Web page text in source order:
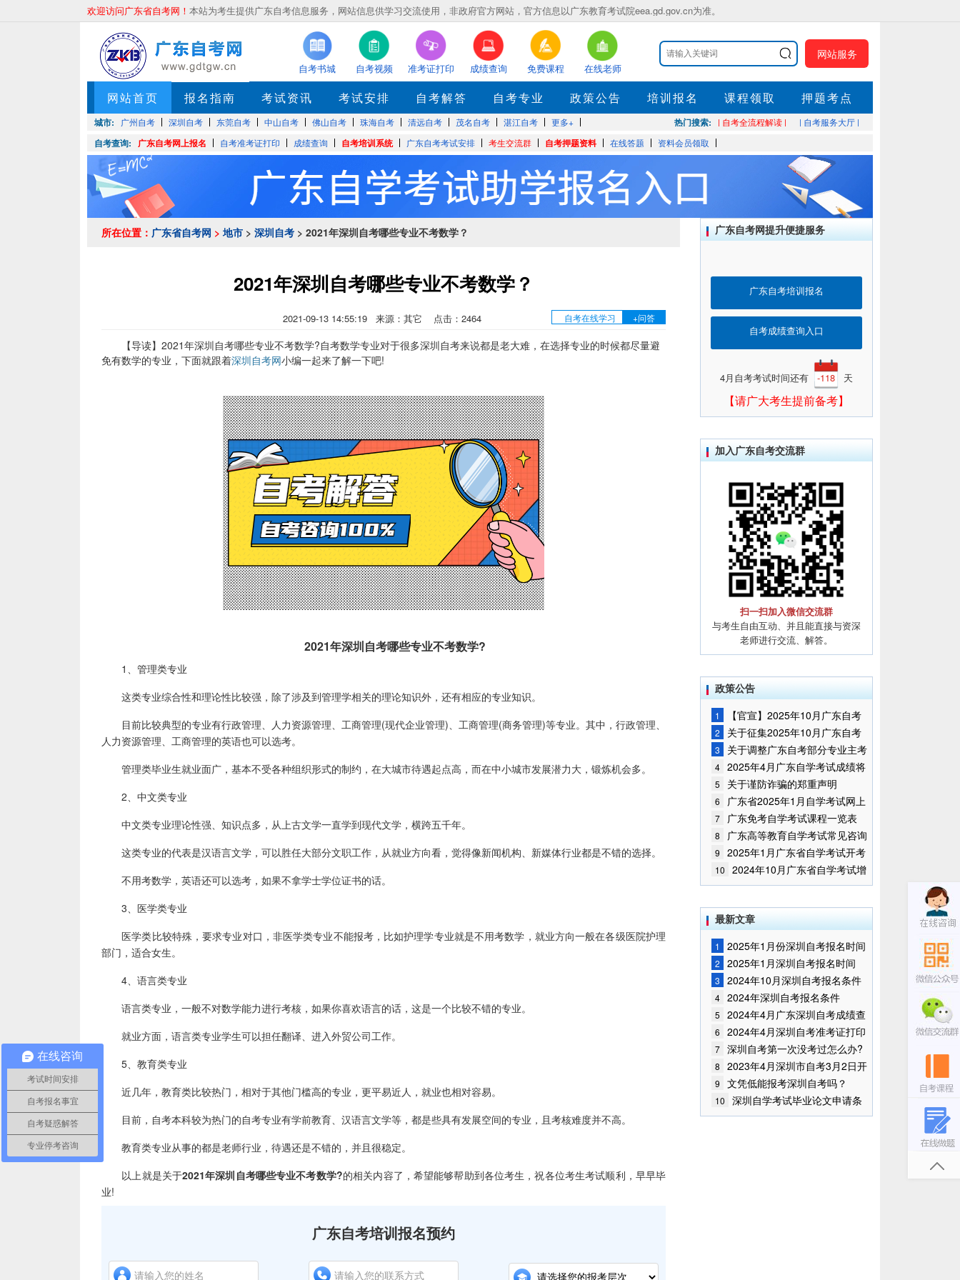
欢迎访问广东省自考网！ 本站为考生提供广东自考信息服务，网站信息供学习交流使用，非政府官方网站，官方信息以广东教育考试院eea.gd.gov.cn为准。
自考书城 自考视频 准考证打印 成绩查询 免费课程 在线老师
网站服务
网站首页 报名指南 考试资讯 考试安排 自考解答 自考专业 政策公告 培训报名 课程领取 押题考点
城市: 广州自考 深圳自考 东莞自考 中山自考 佛山自考 珠海自考 清远自考 茂名自考 湛江自考 更多+ 热门搜索: | 自考全流程解读 | | 自考服务大厅 |
自考查询: 广东自考网上报名 自考准考证打印 成绩查询 自考培训系统 广东自考考试安排 考生交流群 自考押题资料 在线答题 资料会员领取
所在位置： 广东省自考网 > 地市 > 深圳自考 > 2021年深圳自考哪些专业不考数学？
2021年深圳自考哪些专业不考数学？
2021-09-13 14:55:19 来源：其它 点击： 2464 自考在线学习 +问答
【导读】2021年深圳自考哪些专业不考数学?自考数学专业对于很多深圳自考来说都是老大难，在选择专业的时候都尽量避
免有数学的专业，下面就跟着深圳自考网小编一起来了解一下吧!
2021年深圳自考哪些专业不考数学?
1、管理类专业
这类专业综合性和理论性比较强，除了涉及到管理学相关的理论知识外，还有相应的专业知识。
目前比较典型的专业有行政管理、人力资源管理、工商管理(现代企业管理)、工商管理(商务管理)等专业。其中，行政管理、
人力资源管理、工商管理的英语也可以选考。
管理类毕业生就业面广，基本不受各种组织形式的制约，在大城市待遇起点高，而在中小城市发展潜力大，锻炼机会多。
2、中文类专业
中文类专业理论性强、知识点多，从上古文学一直学到现代文学，横跨五千年。
这类专业的代表是汉语言文学，可以胜任大部分文职工作，从就业方向看，觉得像新闻机构、新媒体行业都是不错的选择。
不用考数学，英语还可以选考，如果不拿学士学位证书的话。
3、医学类专业
医学类比较特殊，要求专业对口，非医学类专业不能报考，比如护理学专业就是不用考数学，就业方向一般在各级医院护理
部门，适合女生。
4、语言类专业
语言类专业，一般不对数学能力进行考核，如果你喜欢语言的话，这是一个比较不错的专业。
就业方面，语言类专业学生可以担任翻译、进入外贸公司工作。
5、教育类专业
近几年，教育类比较热门，相对于其他门槛高的专业，更平易近人，就业也相对容易。
目前，自考本科较为热门的自考专业有学前教育、汉语言文学等，都是些具有发展空间的专业，且考核难度并不高。
教育类专业从事的都是老师行业，待遇还是不错的，并且很稳定。
以上就是关于2021年深圳自考哪些专业不考数学?的相关内容了，希望能够帮助到各位考生，祝各位考生考试顺利，早早毕
业!
广东自考培训报名预约
广东自考网提升便捷服务
广东自考培训报名
自考成绩查询入口
4月自考考试时间还有 -118 天
【请广大考生提前备考】
加入广东自考交流群
扫一扫加入微信交流群
与考生自由互动、并且能直接与资深
老师进行交流、解答。
政策公告
1
【官宣】2025年10月广东自考
报名时间通知
2
关于征集2025年10月广东自考
增加开考停考专业部分课程意向的
通告
3
关于调整广东自考部分专业主考
学校的通知
4 2025年4月广东自学考试成绩将
于5月9日公布
5 关于谨防诈骗的郑重声明
6
广东省2025年1月自学考试网上
报名报考须知
7 广东免考自学考试课程一览表
8
广东高等教育自学考试常见咨询
问题
9
2025年1月广东省自学考试开考
课程考试时间安排和使用教材的通
知
10
2024年10月广东省自学考试增
加一门开考课程的通告
最新文章
1
2025年1月份深圳自考报名时间
已公布!
2 2025年1月深圳自考报名时间
3
2024年10月深圳自考报名条件
已公布!
4 2024年深圳自考报名条件
5
2024年4月广东深圳自考成绩查
询时间已确定
6
2024年4月深圳自考准考证打印
时间
7 深圳自考第一次没考过怎么办?
8
2023年4月深圳市自考3月2日开
始报考！
9 文凭低能报考深圳自考吗？
10
深圳自学考试毕业论文申请条
件是什么？
在线咨询
考试时间安排
自考报名事宜
自考疑惑解答
专业停考咨询